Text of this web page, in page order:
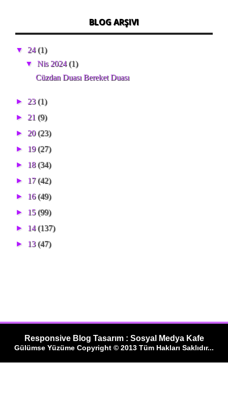
BLOG ARŞIVI
▼ 24(1)
▼Nis 2024(1)
Cüzdan Duası Bereket Duası
► 23(1)
► 21 (9)
► 20(23)
► 19(27)
► 18(34)
► 17(42)
► 16(49)
► 15(99)
► 14(137)
► 13(47)
Responsive Blog Tasarım : Sosyal Medya Kafe
Gülümse Yüzüme Copyright © 2013 Tüm Hakları Saklıdır...